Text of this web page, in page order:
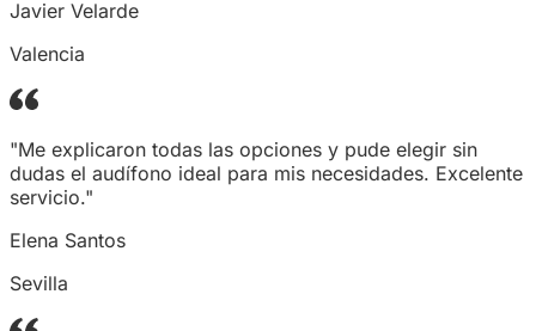
Javier Velarde
Valencia
"Me explicaron todas las opciones y pude elegir sin
dudas el audífono ideal para mis necesidades. Excelente
servicio."
Elena Santos
Sevilla